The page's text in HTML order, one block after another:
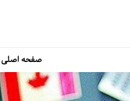
صفحه اصلی